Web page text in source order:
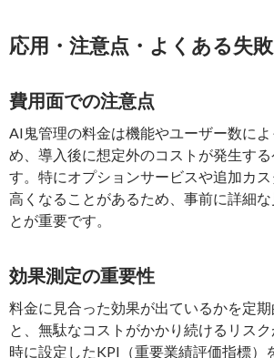
応用・注意点・よくある失敗
費用面での注意点
AI鬼管理の料金は機能やユーザー数に
め、導入後に想定外のコストが発生する
す。特にオプションサービスや追加カ
高くなることがあるため、事前に詳細
とが重要です。
効果測定の重要性
料金に見合った効果が出ているかを定
と、無駄なコストがかかり続けるリス
時に設定したKPI（重要業績評価指標）